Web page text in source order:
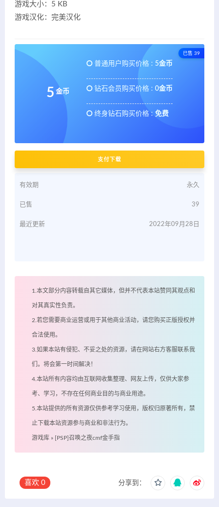
游戏大小：5 KB
游戏汉化：完美汉化
已售 39
5 金币
普通用户购买价格 : 5金币
钻石会员购买价格 : 0金币
终身钻石购买价格 : 免费
支付下载
有效期 永久
已售 39
最近更新 2022年09月28日
1.本文部分内容转载自其它媒体，但并不代表本站赞同其观点和
对其真实性负责。
2.若您需要商业运营或用于其他商业活动，请您购买正版授权并
合法使用。
3.如果本站有侵犯、不妥之处的资源，请在网站右方客服联系我
们。将会第一时间解决！
4.本站所有内容均由互联网收集整理、网友上传，仅供大家参
考、学习，不存在任何商业目的与商业用途。
5.本站提供的所有资源仅供参考学习使用，版权归原著所有，禁
止下载本站资源参与商业和非法行为。
游戏库 » [PSP]召唤之夜cmf金手指
喜欢 0 分享到：